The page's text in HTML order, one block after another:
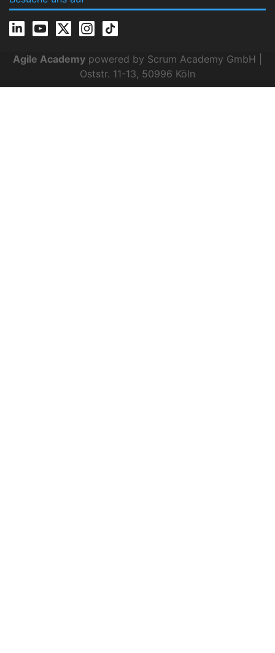
Agile Academy powered by Scrum Academy GmbH |
Oststr. 11-13, 50996 Köln